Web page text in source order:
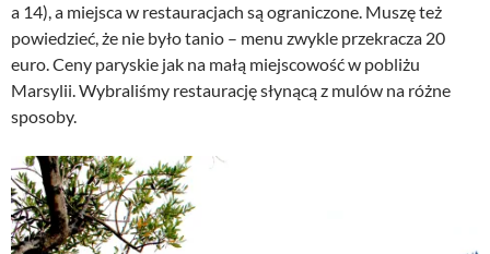
a 14), a miejsca w restauracjach są ograniczone. Muszę też
powiedzieć, że nie było tanio – menu zwykle przekracza 20
euro. Ceny paryskie jak na małą miejscowość w pobliżu
Marsylii. Wybraliśmy restaurację słynącą z mulów na różne
sposoby.